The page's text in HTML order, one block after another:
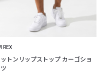
トンリップストップ カーゴショ